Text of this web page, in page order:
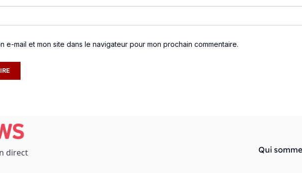
e-mail et mon site dans le navigateur pour mon prochain commentaire.
direct
Qui